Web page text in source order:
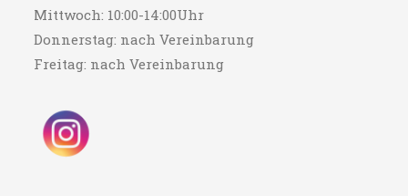
Mittwoch: 10:00-14:00Uhr
Donnerstag: nach Vereinbarung
Freitag: nach Vereinbarung